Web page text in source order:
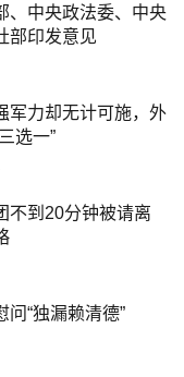
、中央政法委、中央
部印发意见
军力却无计可施，外
选一”
不到20分钟被请离
“独漏赖清德”